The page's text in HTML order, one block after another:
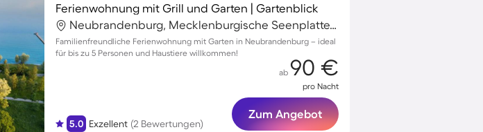
Ferienwohnung mit Grill und Garten | Gartenblick
Neubrandenburg, Mecklenburgische Seenplatte, Deutschland
Familienfreundliche Ferienwohnung mit Garten in Neubrandenburg – ideal
für bis zu 5 Personen und Haustiere willkommen!
5.0 Exzellent (2 Bewertungen)
ab 90 €
pro Nacht
Zum Angebot